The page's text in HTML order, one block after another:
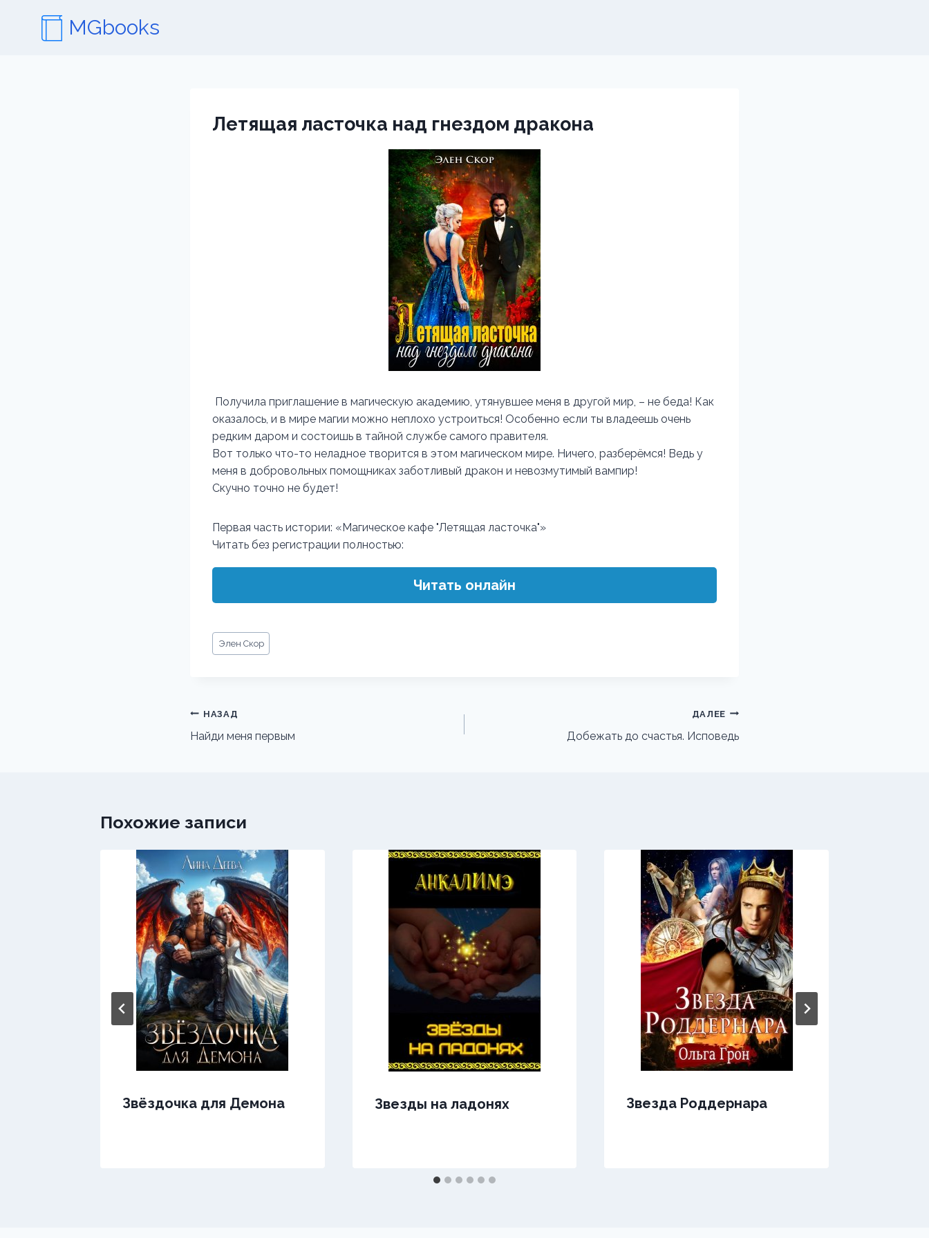
содержимому
MGbooks
Летящая ласточка над гнездом дракона
Получила приглашение в магическую академию, утянувшее меня в другой мир, – не беда! Как
оказалось, и в мире магии можно неплохо устроиться! Особенно если ты владеешь очень
редким даром и состоишь в тайной службе самого правителя.
Вот только что-то неладное творится в этом магическом мире. Ничего, разберёмся! Ведь у
меня в добровольных помощниках заботливый дракон и невозмутимый вампир!
Скучно точно не будет!
Первая часть истории: «Магическое кафе "Летящая ласточка"»
Читать без регистрации полностью:
Читать онлайн
Метки
записи:
Элен Скор
Навигация
по
НАЗАД
Найди меня первым
ДАЛЕЕ
Добежать до счастья. Исповедь
Похожие записи
Звёздочка для Демона Звезды на ладонях Звезда Роддернара